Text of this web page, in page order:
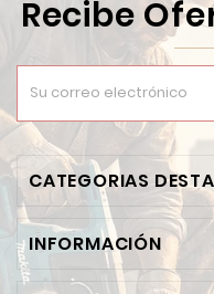
Recibe
CATEGORIAS
INFORMACIÓN